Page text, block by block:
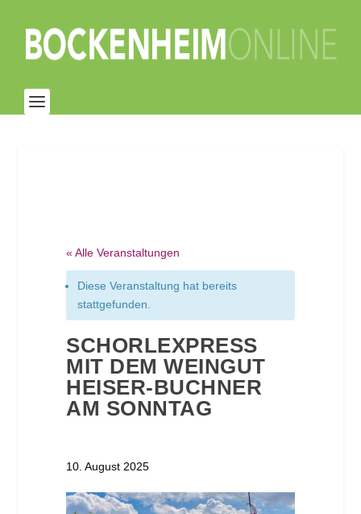
« Alle Veranstaltungen
Diese Veranstaltung hat bereits
stattgefunden.
SCHORLEXPRESS
MIT DEM WEINGUT
HEISER-BUCHNER
AM SONNTAG
10. August 2025